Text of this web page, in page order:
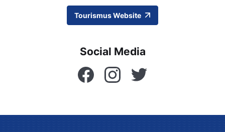
Tourismus Website
Social Media
FacebookInstagramTwitter